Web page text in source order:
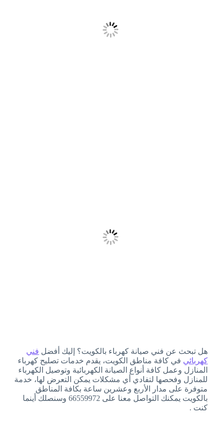
هل تبحث عن فني صيانة كهرباء بالكويت؟ إليك أفضل فني
كهربائي في كافة مناطق الكويت، يقدم خدمات تصليح كهرباء
المنازل وعمل كافة أنواع الصيانة الكهربائية وتوصيل الكهرباء
للمنازل وفحصها لتفادي أي مشكلات يمكن التعرض لها، خدمة
متوفرة على مدار الأربع وعشرين ساعة بكافة المناطق
بالكويت يمكنك التواصل معنا على 66559972 وسنصلك أينما
كنت .